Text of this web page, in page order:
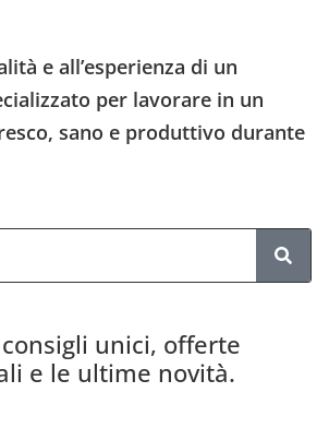
e all’esperienza di un
per lavorare in un
sano e produttivo durante
consigli unici, offerte
e le ultime novità.